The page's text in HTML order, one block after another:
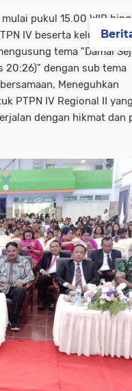
pukul 15.00 WIB
IV beserta keluarga
tema "Damai
20:26)" dengan sub tema
Meneguhkan
PTPN IV Regional II yang
dengan hikmat dan